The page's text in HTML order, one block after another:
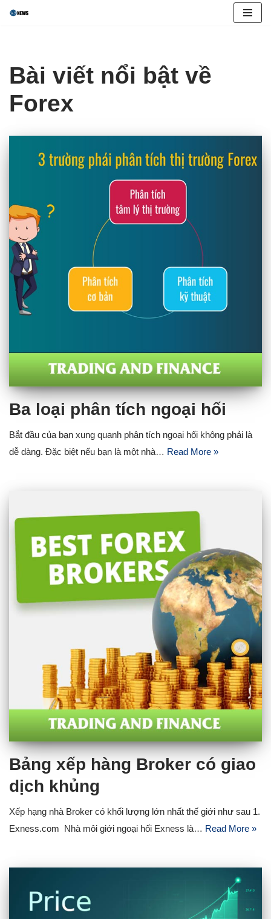
content
Bài viết nổi bật về
Forex
Ba loại phân tích ngoại hối
Bắt đầu của bạn xung quanh phân tích ngoại hối không phải là
dễ dàng. Đặc biệt nếu bạn là một nhà… Read More »
Bảng xếp hàng Broker có giao
dịch khủng
Xếp hạng nhà Broker có khối lượng lớn nhất thế giới như sau 1.
Exness.com Nhà môi giới ngoại hối Exness là… Read More »